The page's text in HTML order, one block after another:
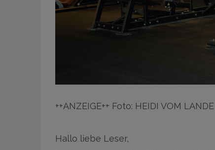
++ANZEIGE++ Foto: HEIDI VOM LANDE
Hallo liebe Leser,